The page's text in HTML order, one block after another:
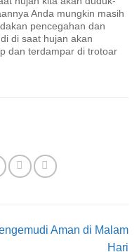
Anda mungkin masih
pencegahan dan
di saat hujan akan
dan terdampar di trotoar
Aman di Malam
Hari